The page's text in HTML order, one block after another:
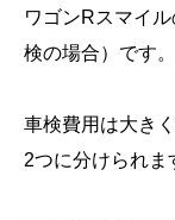
ワゴンRスマイ
検の場合）です。
車検費用は大き
2つに分けられま